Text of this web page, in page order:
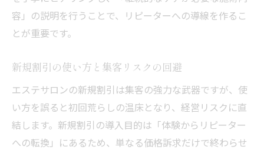
容」の説明を行うことで、リピーターへの導線を作るこ
とが重要です。
新規割引の使い方と集客リスクの回避
エステサロンの新規割引は集客の強力な武器ですが、使
い方を誤ると初回荒らしの温床となり、経営リスクに直
結します。新規割引の導入目的は「体験からリピーター
への転換」にあるため、単なる価格訴求だけで終わらせ